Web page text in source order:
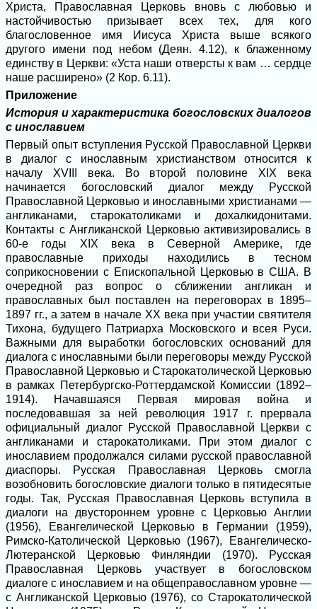
Христа, Православная Церковь вновь с любовью и
настойчивостью призывает всех тех, для кого
благословенное имя Иисуса Христа выше всякого
другого имени под небом (Деян. 4.12), к блаженному
единству в Церкви: «Уста наши отверсты к вам … сердце
наше расширено» (2 Кор. 6.11).
Приложение
История и характеристика богословских диалогов
с инославием
Первый опыт вступления Русской Православной Церкви
в диалог с инославным христианством относится к
началу XVIII века. Во второй половине XIX века
начинается богословский диалог между Русской
Православной Церковью и инославными христианами ―
англиканами, старокатоликами и дохалкидонитами.
Контакты с Англиканской Церковью активизировались в
60-е годы XIX века в Северной Америке, где
православные приходы находились в тесном
соприкосновении с Епископальной Церковью в США. В
очередной раз вопрос о сближении англикан и
православных был поставлен на переговорах в 1895–
1897 гг., а затем в начале ХХ века при участии святителя
Тихона, будущего Патриарха Московского и всея Руси.
Важными для выработки богословских оснований для
диалога с инославными были переговоры между Русской
Православной Церковью и Старокатолической Церковью
в рамках Петербургско-Роттердамской Комиссии (1892–
1914). Начавшаяся Первая мировая война и
последовавшая за ней революция 1917 г. прервала
официальный диалог Русской Православной Церкви с
англиканами и старокатоликами. При этом диалог с
инославием продолжался силами русской православной
диаспоры. Русская Православная Церковь смогла
возобновить богословские диалоги только в пятидесятые
годы. Так, Русская Православная Церковь вступила в
диалоги на двустороннем уровне с Церковью Англии
(1956), Евангелической Церковью в Германии (1959),
Римско-Католической Церковью (1967), Евангелическо-
Лютеранской Церковью Финляндии (1970). Русская
Православная Церковь участвует в богословском
диалоге с инославием и на общеправославном уровне ―
с Англиканской Церковью (1976), со Старокатолической